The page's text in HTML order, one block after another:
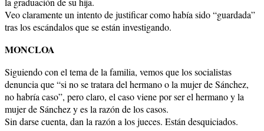
Veo claramente un intento de justificar como había sido “guardada”
tras los escándalos que se están investigando.
MONCLOA
Siguiendo con el tema de la familia, vemos que los socialistas
denuncia que “si no se tratara del hermano o la mujer de Sánchez,
no habría caso”, pero claro, el caso viene por ser el hermano y la
mujer de Sánchez y es la razón de los casos.
Sin darse cuenta, dan la razón a los jueces. Están desquiciados.